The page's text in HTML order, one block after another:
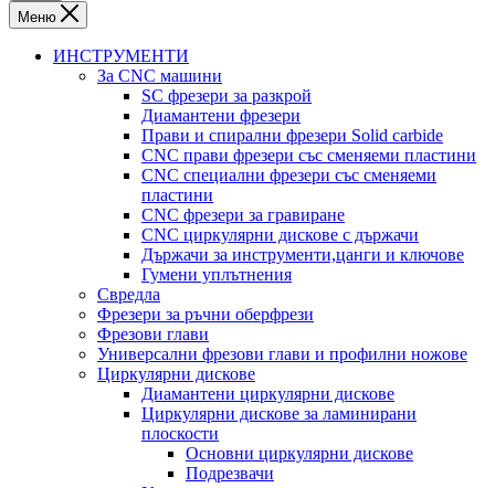
Меню
ИНСТРУМЕНТИ
За CNC машини
SC фрезери за разкрой
Диамантени фрезери
Прави и спирални фрезери Solid carbide
CNC прави фрезери със сменяеми пластини
CNC специални фрезери със сменяеми
пластини
CNC фрезери за гравиране
CNC циркулярни дискове с държачи
Държачи за инструменти,цанги и ключове
Гумени уплътнения
Свредла
Фрезери за ръчни оберфрези
Фрезови глави
Универсални фрезови глави и профилни ножове
Циркулярни дискове
Диамантени циркулярни дискове
Циркулярни дискове за ламинирани
плоскости
Основни циркулярни дискове
Подрезвачи